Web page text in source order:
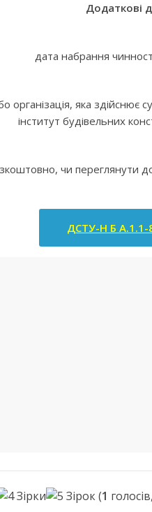
Додаткові
дата набрання
організація, яка
інститут будівельних
чи
ДСТУ-Н Б А.1.1-
(1